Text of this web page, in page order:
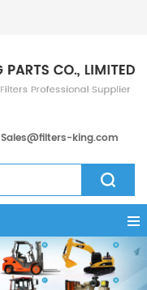
Sales@filters-king.com